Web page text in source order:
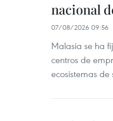
nacional
07/08/2026 09:56
Malasia se ha
centros de
ecosistemas